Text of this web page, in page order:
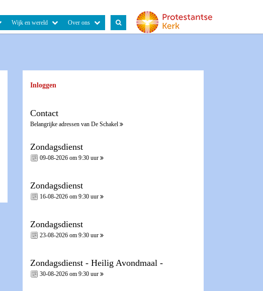
Wijk en wereld Over ons
Inloggen
Contact
Belangrijke adressen van De Schakel
Zondagsdienst
09-08-2026 om 9:30 uur
Zondagsdienst
16-08-2026 om 9:30 uur
Zondagsdienst
23-08-2026 om 9:30 uur
Zondagsdienst - Heilig Avondmaal -
30-08-2026 om 9:30 uur